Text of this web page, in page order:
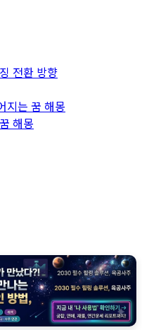
전환 방향
지는 꿈 해몽
해몽